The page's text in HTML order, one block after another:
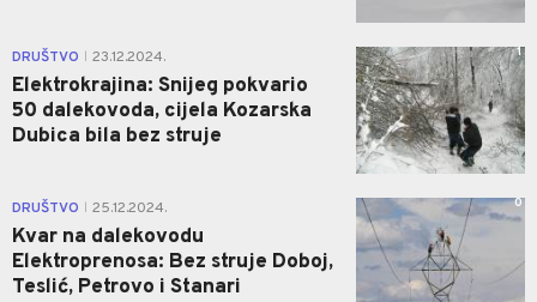
DRUŠTVO 23.12.2024.
Elektrokrajina: Snijeg pokvario
50 dalekovoda, cijela Kozarska
Dubica bila bez struje
1
DRUŠTVO 25.12.2024.
Kvar na dalekovodu
Elektroprenosa: Bez struje Doboj,
Teslić, Petrovo i Stanari
0